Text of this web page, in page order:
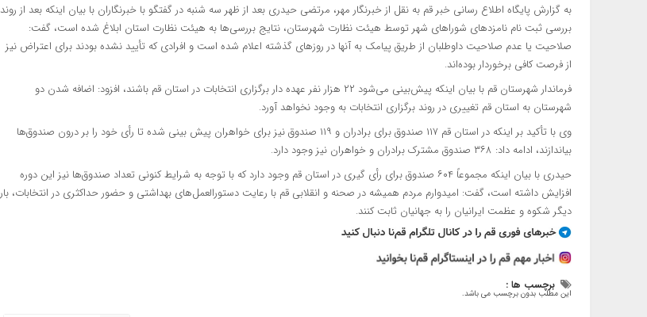
به گزارش پایگاه اطلاع رسانی خبر قم به نقل از خبرنگار مهر، مرتضی حیدری بعد از ظهر سه شنبه در گفتگو با خبرنگاران با بیان اینکه بعد از روند
بررسی ثبت نام نامزدهای شوراهای شهر توسط هیئت نظارت شهرستان، نتایج بررسی‌ها به هیئت نظارت استان ابلاغ شده است، گفت:
صلاحیت یا عدم صلاحیت داوطلبان از طریق پیامک به آنها در روزهای گذشته اعلام شده است و افرادی که تأیید نشده بودند برای اعتراض نیز
از فرصت کافی برخوردار بوده‌اند.
فرماندار شهرستان قم با بیان اینکه پیش‌بینی می‌شود ۲۲ هزار نفر عهده دار برگزاری انتخابات در استان قم باشند، افزود: اضافه شدن دو
شهرستان به استان قم تغییری در روند برگزاری انتخابات به وجود نخواهد آورد.
وی با تأکید بر اینکه در استان قم ۱۱۷ صندوق برای برادران و ۱۱۹ صندوق نیز برای خواهران پیش بینی شده تا رأی خود را بر درون صندوق‌ها
بیاندازند، ادامه داد: ۳۶۸ صندوق مشترک برادران و خواهران نیز وجود دارد.
حیدری با بیان اینکه مجموعاً ۶۰۴ صندوق برای رأی
گیری در استان قم وجود دارد که با توجه به شرایط کنونی تعداد صندوق‌ها نیز این دوره
افزایش داشته است، گفت: امیدوارم مردم همیشه در صحنه و انقلابی قم با رعایت دستورالعمل‌های بهداشتی و حضور حداکثری در انتخابات، بار
دیگر شکوه و عظمت ایرانیان را به جهانیان ثابت کنند.
برچسب ها :
این مطلب بدون برچسب می باشد.